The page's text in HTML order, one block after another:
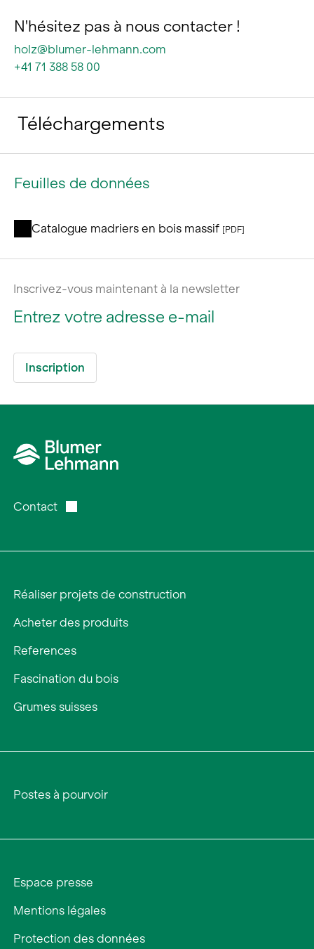
N'hésitez pas à nous contacter !
holz@blumer-lehmann.com
+41 71 388 58 00
Téléchargements
Feuilles de données
Catalogue madriers en bois massif [PDF]
Inscrivez-vous maintenant à la newsletter
Contact
Réaliser projets de construction
Acheter des produits
References
Fascination du bois
Grumes suisses
Postes à pourvoir
Espace presse
Mentions légales
Protection des données